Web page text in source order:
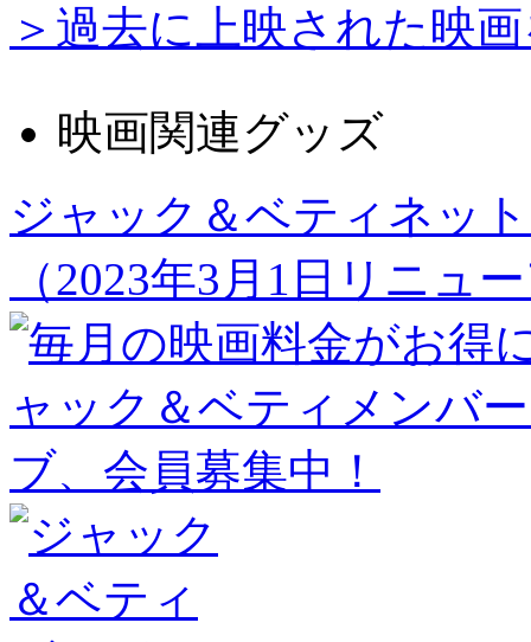
＞過去に上映された映
映画関連グッズ
ジャック＆ベティネッ
（2023年3月1日リニュ